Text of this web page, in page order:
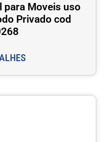
para Moveis uso
Privado cod